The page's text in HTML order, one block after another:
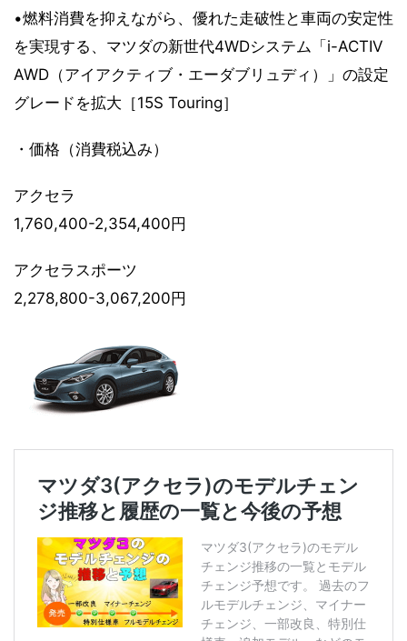
•燃料消費を抑えながら、優れた走破性と車両の安定性
を実現する、マツダの新世代4WDシステム「i-ACTIV
AWD（アイアクティブ・エーダブリュディ）」の設定
グレードを拡大［15S Touring］
・価格（消費税込み）
アクセラ
1,760,400-2,354,400円
アクセラスポーツ
2,278,800-3,067,200円